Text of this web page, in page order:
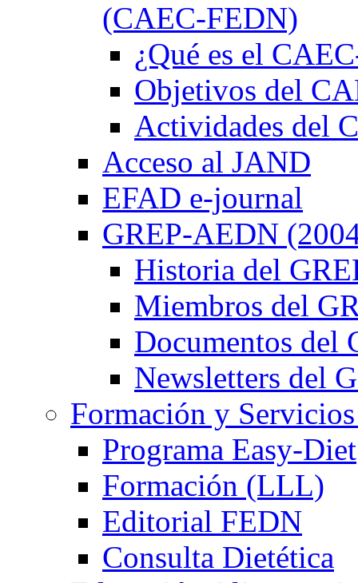
(CAEC-FEDN)
¿Qué es el
Objetivos del
Actividades del
Acceso al JAND
EFAD e-journal
GREP-AEDN
Historia del
Miembros del
Documentos del
Newsletters del
Formación y
Programa Easy-Diet
Formación (LLL)
Editorial FEDN
Consulta Dietética